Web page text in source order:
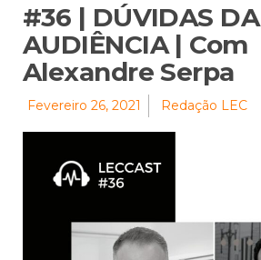
#36 | DÚVIDAS DA
AUDIÊNCIA | Com
Alexandre Serpa
Fevereiro 26, 2021 Redação LEC